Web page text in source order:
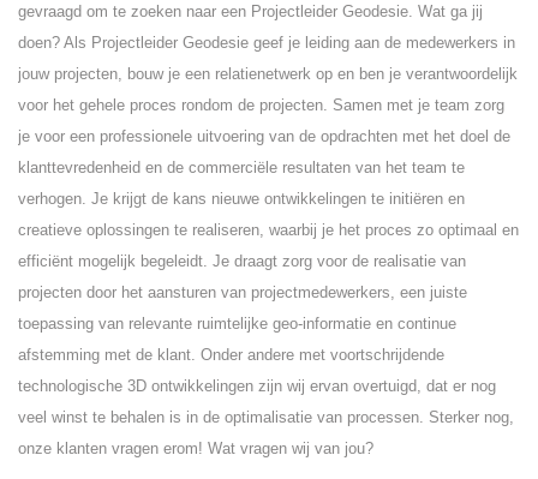
gevraagd om te zoeken naar een Projectleider Geodesie. Wat ga jij
doen? Als Projectleider Geodesie geef je leiding aan de medewerkers in
jouw projecten, bouw je een relatienetwerk op en ben je verantwoordelijk
voor het gehele proces rondom de projecten. Samen met je team zorg
je voor een professionele uitvoering van de opdrachten met het doel de
klanttevredenheid en de commerciële resultaten van het team te
verhogen. Je krijgt de kans nieuwe ontwikkelingen te initiëren en
creatieve oplossingen te realiseren, waarbij je het proces zo optimaal en
efficiënt mogelijk begeleidt. Je draagt zorg voor de realisatie van
projecten door het aansturen van projectmedewerkers, een juiste
toepassing van relevante ruimtelijke geo-informatie en continue
afstemming met de klant. Onder andere met voortschrijdende
technologische 3D ontwikkelingen zijn wij ervan overtuigd, dat er nog
veel winst te behalen is in de optimalisatie van processen. Sterker nog,
onze klanten vragen erom! Wat vragen wij van jou?